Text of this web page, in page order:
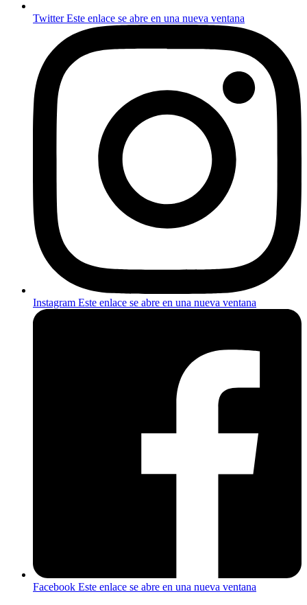
TwitterEste enlace se abre en una nueva ventana
Instagram Este enlace se abre en una nueva ventana
Facebook Este enlace se abre en una nueva ventana